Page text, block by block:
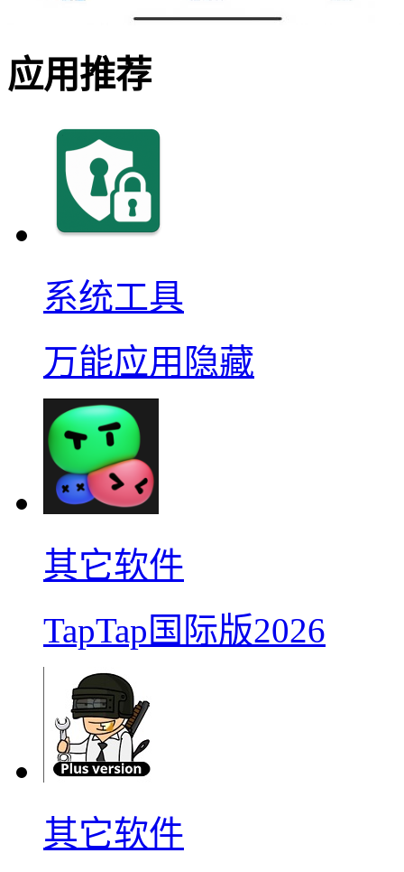
应用推荐
系统工具
万能应用隐藏
其它软件
TapTap国际版2026
其它软件